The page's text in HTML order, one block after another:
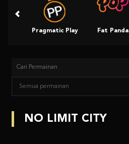
Pragmatic Play Fat Panda
NO LIMIT CITY